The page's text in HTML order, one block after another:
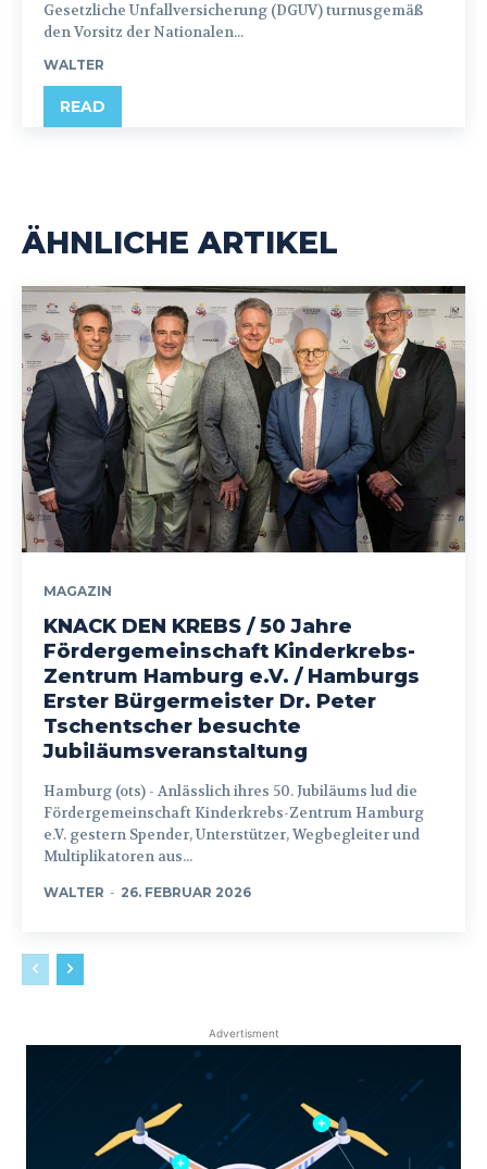
Gesetzliche Unfallversicherung (DGUV) turnusgemäß
den Vorsitz der Nationalen...
WALTER
READ
ÄHNLICHE ARTIKEL
MAGAZIN
KNACK DEN KREBS / 50 Jahre
Fördergemeinschaft Kinderkrebs-
Zentrum Hamburg e.V. / Hamburgs
Erster Bürgermeister Dr. Peter
Tschentscher besuchte
Jubiläumsveranstaltung
Hamburg (ots) - Anlässlich ihres 50. Jubiläums lud die
Fördergemeinschaft Kinderkrebs-Zentrum Hamburg
e.V. gestern Spender, Unterstützer, Wegbegleiter und
Multiplikatoren aus...
WALTER - 26. FEBRUAR 2026
Advertisment